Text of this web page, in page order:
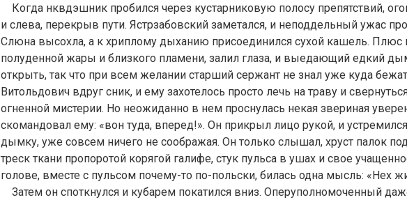
Когда нквдэшник пробился через кустарниковую полосу препятствий,
и слева, перекрыв пути. Ястрзабовский заметался, и неподдельный ужас
Слюна высохла, а к хриплому дыханию присоединился сухой кашель. Плюс
полуденной жары и близкого пламени, залил глаза, и выедающий едкий
открыть, так что при всем желании старший сержант не знал уже куда
Витольдович вдруг сник, и ему захотелось просто лечь на траву и
огненной мистерии. Но неожиданно в нем проснулась некая звериная
скомандовал ему: «вон туда, вперед!». Он прикрыл лицо рукой, и
дымку, уже совсем ничего не соображая. Он только слышал, хруст палок
треск ткани пропоротой корягой галифе, стук пульса в ушах и свое
голове, вместе с пульсом почему-то по-польски, билась одна мысль: «Нех
Затем он споткнулся и кубарем покатился вниз. Оперуполномоченный